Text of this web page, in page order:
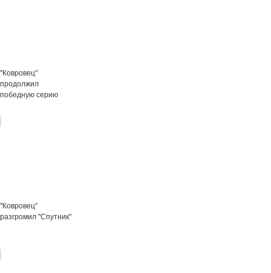
"Ковровец"
продолжил
победную серию
"Ковровец"
разгромил "Спутник"